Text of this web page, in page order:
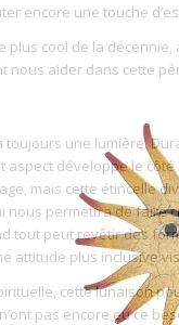
encore une touche
plus cool de la décennie,
nous aider dans cette
une lumière.
aspect développe le
mais cette étincelle
nous permettra de faire
tout peut revêtir des
attitude plus inclusive
cette lunaison
pas encore eu ce